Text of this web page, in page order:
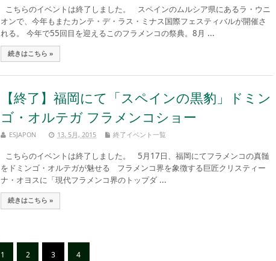
こちらのイベントは終了しました。 スペインのムルシア県にあるラ・ウニ
オンで、今年もまたカンテ・デ・ラス・ミナス国際フェスティバルが開催さ
れる。 今年で55回目を迎えるこのフラメンコの祭典。8月 ...
続きはこちら »
【終了】福岡にて「スペインの黒豹」ドミン
ゴ・オルテガ フラメンコショー
ESJAPON 13, 5月, 2015 終了イベント一覧
こちらのイベントは終了しました。 5月17日、福岡にてフラメンコの真髄
をドミンゴ・オルテガが魅せる フラメンコ界を象徴する巨匠クリスティー
ナ・オヨスに「現代フラメンコ界のトップダ ...
続きはこちら »
1 2 3 4